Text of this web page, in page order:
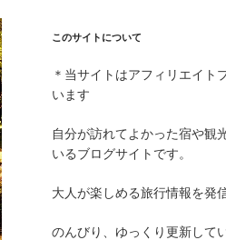
このサイトについて
＊当サイトはアフィリエイト
います
自分が訪れてよかった宿や観
いるブログサイトです。
大人が楽しめる旅行情報を発
のんびり、ゆっくり更新して